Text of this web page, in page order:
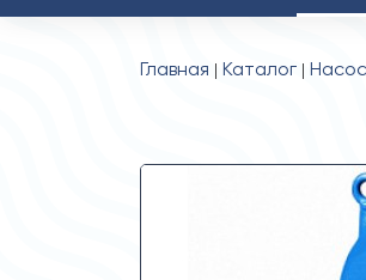
Главная Каталог